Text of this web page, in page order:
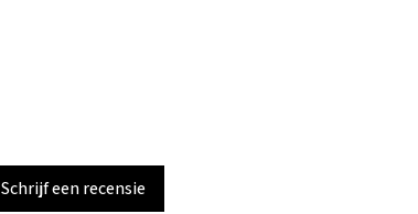
Schrijf een recensie